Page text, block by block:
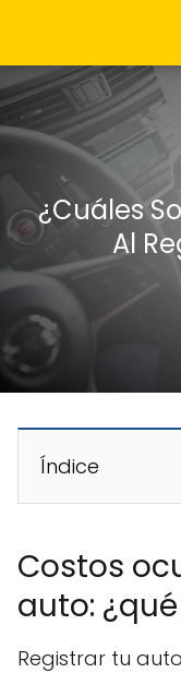
¿Cuáles
Al
Índice
Costos
auto:
Registrar tu